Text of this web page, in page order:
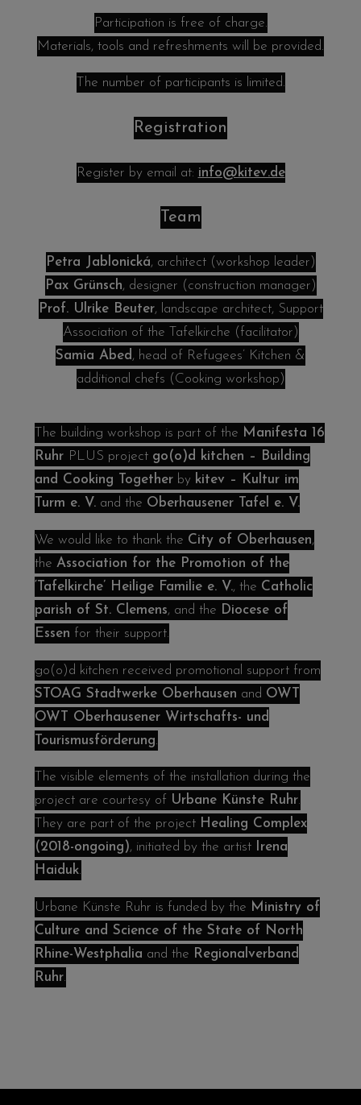
Participation is free of charge.
Materials, tools and refreshments will be provided.
The number of participants is limited.
Registration
Register by email at: info@kitev.de
Team
Petra Jablonická, architect (workshop leader)
Pax Grünsch, designer (construction manager)
Prof. Ulrike Beuter, landscape architect, Support
Association of the Tafelkirche (facilitator)
Samia Abed, head of Refugees’ Kitchen &
additional chefs (Cooking workshop)
The building workshop is part of the Manifesta 16
Ruhr PLUS project go(o)d kitchen – Building
and Cooking Togetherby kitev – Kultur im
Turm e. V.and the Oberhausener Tafel e. V.
We would like to thank the City of Oberhausen,
the Association for the Promotion of the
‘Tafelkirche’ Heilige Familie e. V., the Catholic
parish of St. Clemens, and the Diocese of
Essen for their support.
go(o)d kitchen received promotional support from
STOAG Stadtwerke Oberhausen and OWT
OWT Oberhausener Wirtschafts- und
Tourismusförderung.
The visible elements of the installation during the
project are courtesy of Urbane Künste Ruhr.
They are part of the project Healing Complex
(2018-ongoing), initiated by the artist Irena
Haiduk.
Urbane Künste Ruhr is funded by the Ministry of
Culture and Science of the State of North
Rhine-Westphalia and the Regionalverband
Ruhr.